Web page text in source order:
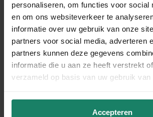
personaliseren, om functies voor social
en om ons websiteverkeer te
informatie over uw gebruik van onze
partners voor social media, adverteren
partners kunnen deze gegevens
informatie die u aan ze heeft verstrekt
verzameld op basis van uw gebruik
Accepteren